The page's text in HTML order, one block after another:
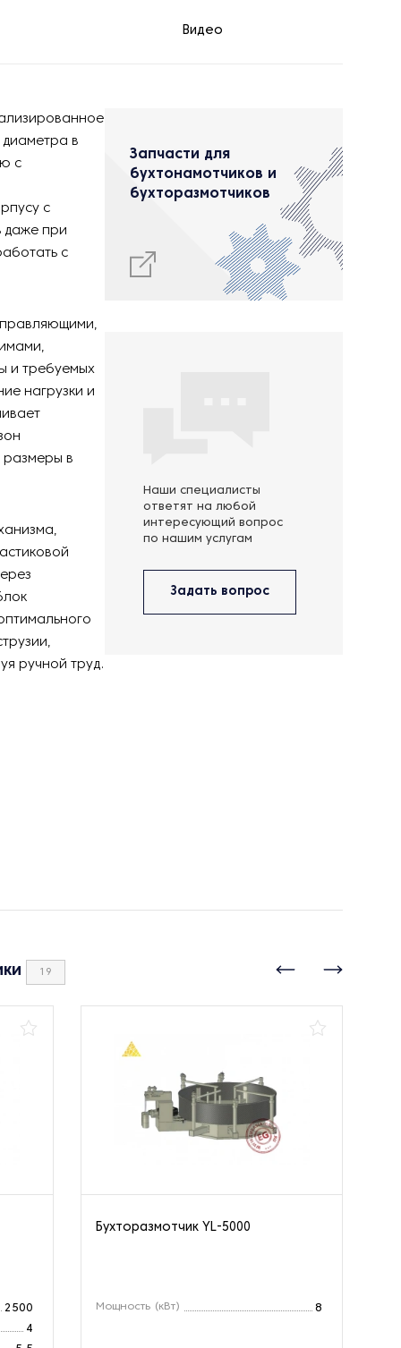
Видео
в
с
с
даже при
с
и требуемых
нагрузки и
размеры в
ручной труд.
Запчасти для
бухтонамотчиков и
бухторазмотчиков
Наши специалисты
ответят на любой
интересующий вопрос
по нашим услугам
Задать вопрос
19
2500
4
Бухторазмотчик YL-5000
Мощность (кВт) 8